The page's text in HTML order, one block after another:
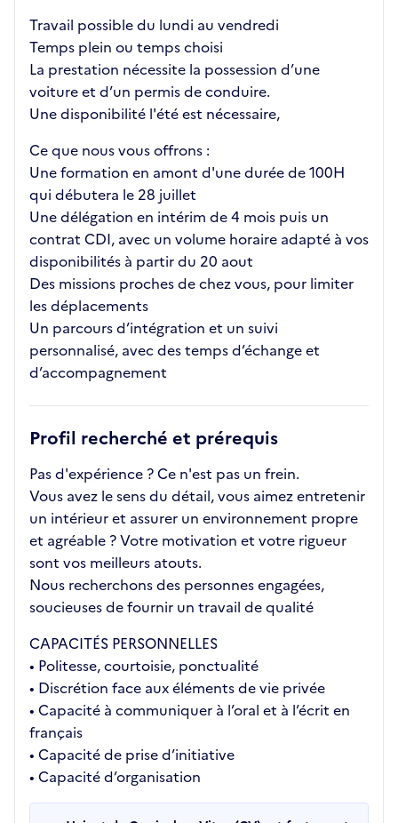
Travail possible du lundi au vendredi
Temps plein ou temps choisi
La prestation nécessite la possession d’une
voiture et d’un permis de conduire.
Une disponibilité l'été est nécessaire,
Ce que nous vous offrons :
Une formation en amont d'une durée de 100H
qui débutera le 28 juillet
Une délégation en intérim de 4 mois puis un
contrat CDI, avec un volume horaire adapté à vos
disponibilités à partir du 20 aout
Des missions proches de chez vous, pour limiter
les déplacements
Un parcours d’intégration et un suivi
personnalisé, avec des temps d’échange et
d’accompagnement
Profil recherché et prérequis
Pas d'expérience ? Ce n'est pas un frein.
Vous avez le sens du détail, vous aimez entretenir
un intérieur et assurer un environnement propre
et agréable ? Votre motivation et votre rigueur
sont vos meilleurs atouts.
Nous recherchons des personnes engagées,
soucieuses de fournir un travail de qualité
CAPACITÉS PERSONNELLES
• Politesse, courtoisie, ponctualité
• Discrétion face aux éléments de vie privée
• Capacité à communiquer à l’oral et à l’écrit en
français
• Capacité de prise d’initiative
• Capacité d’organisation